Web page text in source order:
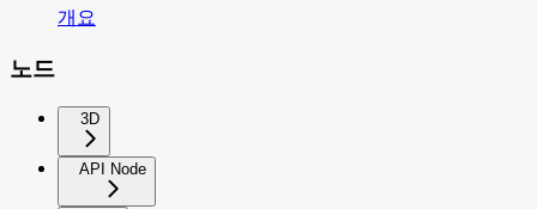
개요
노드
3D
API Node